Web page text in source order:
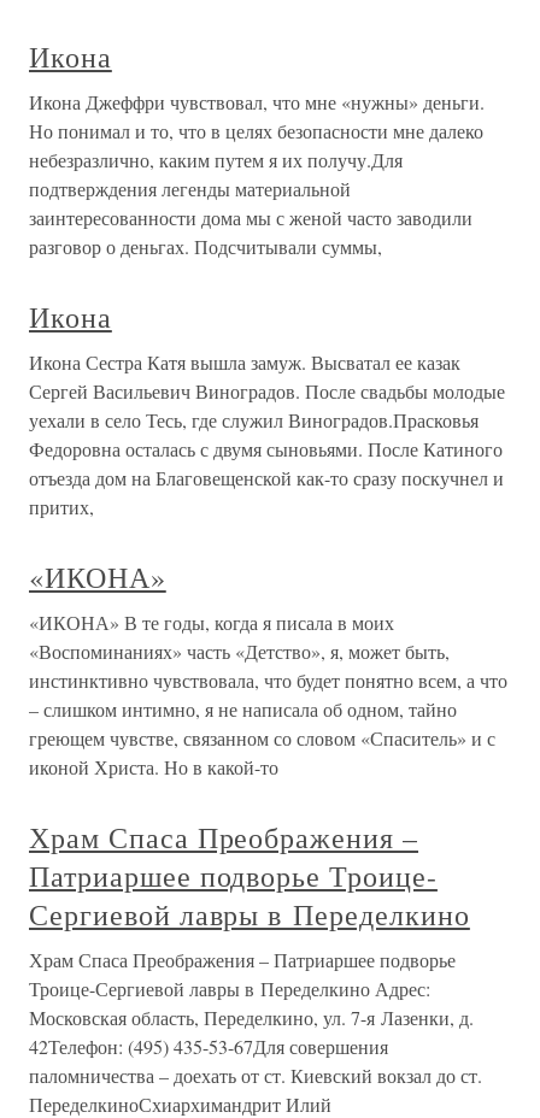
Икона
Икона Джеффри чувствовал, что мне «нужны» деньги.
Но понимал и то, что в целях безопасности мне далеко
небезразлично, каким путем я их получу.Для
подтверждения легенды материальной
заинтересованности дома мы с женой часто заводили
разговор о деньгах. Подсчитывали суммы,
Икона
Икона Сестра Катя вышла замуж. Высватал ее казак
Сергей Васильевич Виноградов. После свадьбы молодые
уехали в село Тесь, где служил Виноградов.Прасковья
Федоровна осталась с двумя сыновьями. После Катиного
отъезда дом на Благовещенской как-то сразу поскучнел и
притих,
«ИКОНА»
«ИКОНА» В те годы, когда я писала в моих
«Воспоминаниях» часть «Детство», я, может быть,
инстинктивно чувствовала, что будет понятно всем, а что
– слишком интимно, я не написала об одном, тайно
греющем чувстве, связанном со словом «Спаситель» и с
иконой Христа. Но в какой-то
Храм Спаса Преображения –
Патриаршее подворье Троице-
Сергиевой лавры в Переделкино
Храм Спаса Преображения – Патриаршее подворье
Троице-Сергиевой лавры в Переделкино Адрес:
Московская область, Переделкино, ул. 7-я Лазенки, д.
42Телефон: (495) 435-53-67Для совершения
паломничества – доехать от ст. Киевский вокзал до ст.
ПеределкиноСхиархимандрит Илий